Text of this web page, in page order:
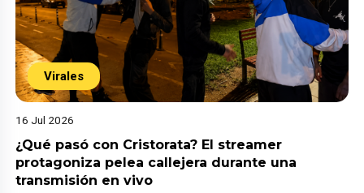
Virales
16 Jul 2026
¿Qué pasó con Cristorata? El streamer
protagoniza pelea callejera durante una
transmisión en vivo